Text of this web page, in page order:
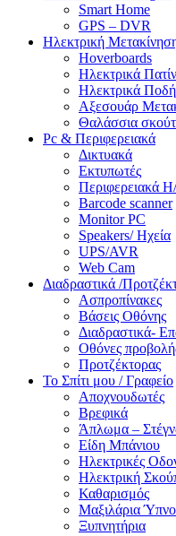
Smart Home
GPS – DVR
Ηλεκτρική
Hoverboards
Ηλεκτρικά
Ηλεκτρικά
Αξεσουάρ
Θαλάσσια
Pc & Περιφερειακά
Δικτυακά
Εκτυπωτές
Περιφερειακά
Barcode scanner
Monitor PC
Speakers/ Ηχεία
UPS/AVR
Web Cam
Διαδραστικά /
Ασπροπίνακες
Βάσεις Οθόνης
Διαδραστικά-
Οθόνες
Προτζέκτορας
Το Σπίτι μου / Γραφείο
Αποχνουδωτές
Βρεφικά
Άπλωμα –
Είδη Μπάνιου
Ηλεκτρικές
Ηλεκτρική
Καθαρισμός
Μαξιλάρια
Ξυπνητήρια